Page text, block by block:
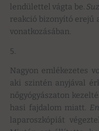
lendülettel vágta be.
reakció bizonyító erejű
vonatkozásában.
5.
Nagyon emlékezetes
aki szintén anyjával
nőgyógyászaton
hasi fajdalom miatt.
laparoszkópiát